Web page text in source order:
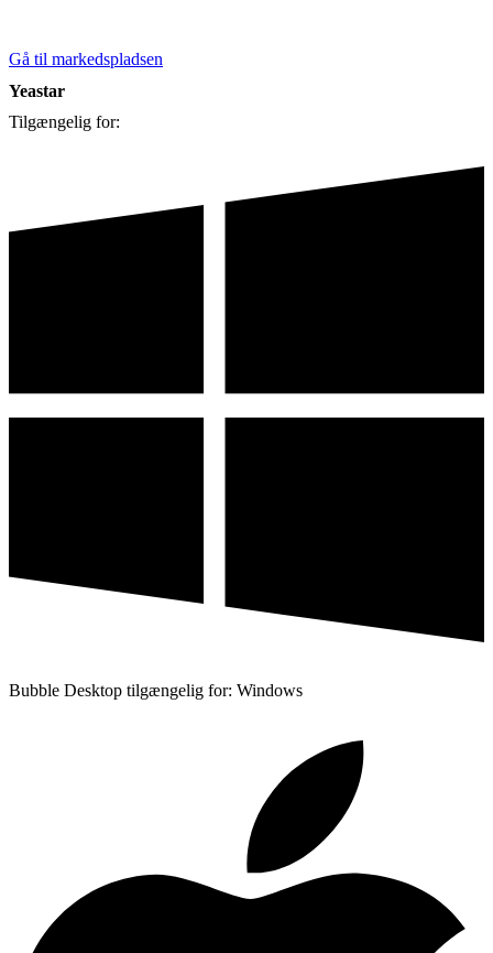
Gå til markedspladsen
Yeastar
Tilgængelig for:
Bubble Desktop tilgængelig for: Windows